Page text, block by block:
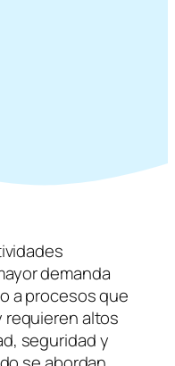
demanda
a procesos que
requieren altos
seguridad y